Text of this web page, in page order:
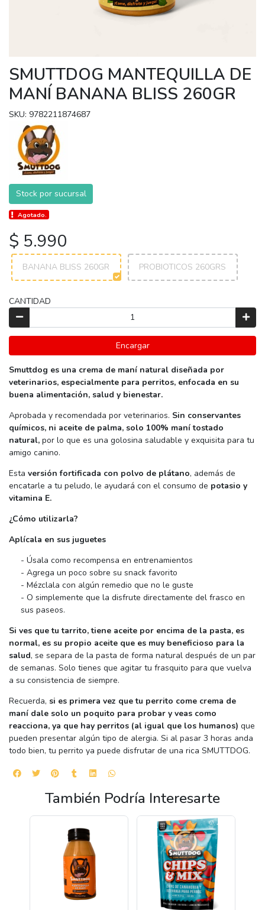
SMUTTDOG MANTEQUILLA DE
MANÍ BANANA BLISS 260GR
SKU: 9782211874687
Stock por sucursal
Agotado.
$ 5.990
BANANA BLISS 260GR PROBIOTICOS 260GRS
CANTIDAD
Encargar
Smuttdog es una crema de maní natural diseñada por
veterinarios, especialmente para perritos, enfocada en su
buena alimentación, salud y bienestar.
Aprobada y recomendada por veterinarios. Sin conservantes
químicos, ni aceite de palma, solo 100% maní tostado
natural, por lo que es una golosina saludable y exquisita para tu
amigo canino.
Esta versión fortificada con polvo de plátano, además de
encatarle a tu peludo, le ayudará con el consumo de potasio y
vitamina E.
¿Cómo utilizarla?
Aplícala en sus juguetes
- Úsala como recompensa en entrenamientos
- Agrega un poco sobre su snack favorito
- Mézclala con algún remedio que no le guste
- O simplemente que la disfrute directamente del frasco en
sus paseos.
Si ves que tu tarrito, tiene aceite por encima de la pasta, es
normal, es su propio aceite que es muy beneficioso para la
salud, se separa de la pasta de forma natural después de un par
de semanas. Solo tienes que agitar tu frasquito para que vuelva
a su consistencia de siempre.
Recuerda, si es primera vez que tu perrito come crema de
maní dale solo un poquito para probar y veas como
reacciona, ya que hay perritos (al igual que los humanos) que
pueden presentar algún tipo de alergia. Si al pasar 3 horas anda
todo bien, tu perrito ya puede disfrutar de una rica SMUTTDOG.
También Podría Interesarte